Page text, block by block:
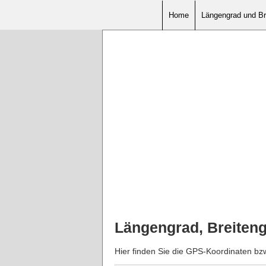
Home Längengrad und
Längengrad,
Hier finden Sie die GPS-Koordinaten